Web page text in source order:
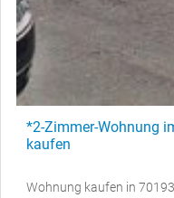
*2-Zimmer-Wohnung
kaufen
Wohnung kaufen in